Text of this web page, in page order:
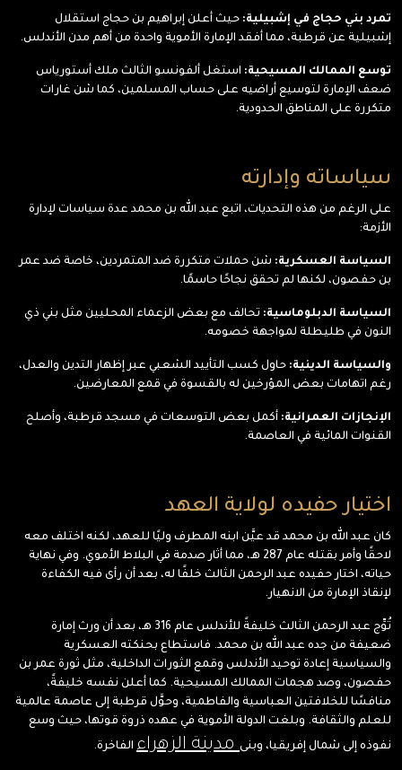
تمرد بني حجاج في إشبيلية: حيث أعلن إبراهيم بن حجاج استقلال
إشبيلية عن قرطبة، مما أفقد الإمارة الأموية واحدة من أهم مدن الأندلس.
توسع الممالك المسيحية: استغل ألفونسو الثالث ملك أستورياس
ضعف الإمارة لتوسيع أراضيه على حساب المسلمين، كما شن غارات
متكررة على المناطق الحدودية.
سياساته وإدارته
على الرغم من هذه التحديات، اتبع عبد الله بن محمد عدة سياسات لإدارة
الأزمة:
السياسة العسكرية: شن حملات متكررة ضد المتمردين، خاصة ضد عمر
بن حفصون، لكنها لم تحقق نجاحًا حاسمًا.
السياسة الدبلوماسية: تحالف مع بعض الزعماء المحليين مثل بني ذي
النون في طليطلة لمواجهة خصومه.
والسياسة الدينية: حاول كسب التأييد الشعبي عبر إظهار التدين والعدل،
رغم اتهامات بعض المؤرخين له بالقسوة في قمع المعارضين.
الإنجازات العمرانية: أكمل بعض التوسعات في مسجد قرطبة، وأصلح
القنوات المائية في العاصمة.
اختيار حفيده لولاية العهد
كان عبد الله بن محمد قد عيَّن ابنه المطرف وليًا للعهد، لكنه اختلف معه
لاحقًا وأمر بقتله عام 287 هـ، مما أثار صدمة في البلاط الأموي. وفي نهاية
حياته، اختار حفيده عبد الرحمن الثالث خلفًا له، بعد أن رأى فيه الكفاءة
لإنقاذ الإمارة من الانهيار.
تُوِّج عبد الرحمن الثالث خليفةً للأندلس عام 316 هـ، بعد أن ورث إمارة
ضعيفة من جده عبد الله بن محمد. فاستطاع بحنكته العسكرية
والسياسية إعادة توحيد الأندلس وقمع الثورات الداخلية، مثل ثورة عمر بن
حفصون، وصد هجمات الممالك المسيحية. كما أعلن نفسه خليفةً،
منافسًا للخلافتين العباسية والفاطمية، وحوَّل قرطبة إلى عاصمة عالمية
للعلم والثقافة. وبلغت الدولة الأموية في عهده ذروة قوتها، حيث وسع
نفوذه إلى شمال إفريقيا، وبنىمدينة الزهراء الفاخرة.